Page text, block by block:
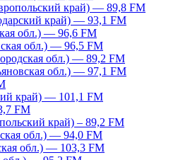
край) — 89,8 FM
край) — 93,1 FM
обл.) — 96,6 FM
обл.) — 96,5 FM
обл.) — 89,2 FM
обл.) — 97,1 FM
край) — 101,1 FM
FM
край) – 89,2 FM
обл.) — 94,0 FM
обл.) — 103,3 FM